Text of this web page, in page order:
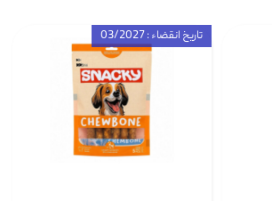
تاریخ انقضاء : 03/2027